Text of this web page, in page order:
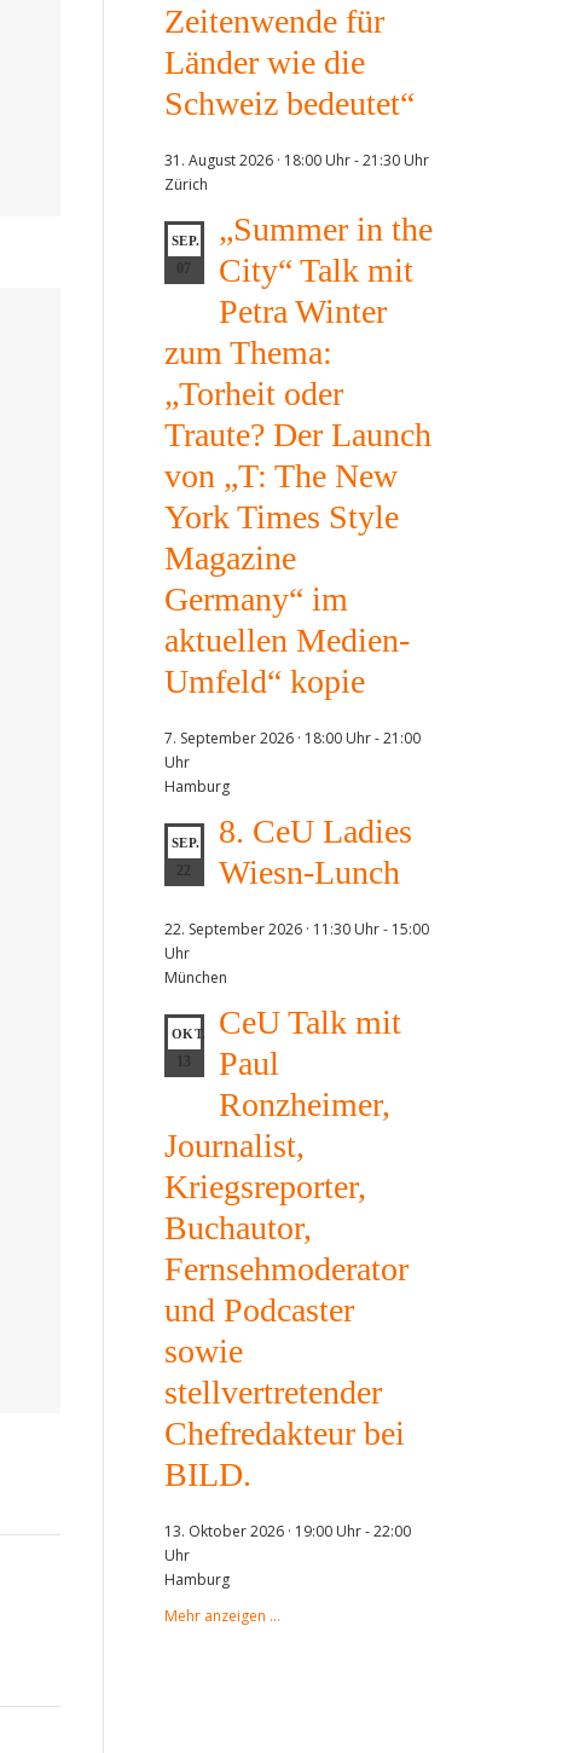
Zeitenwende für
Länder wie die
Schweiz bedeutet“
31. August 2026 · 18:00 Uhr-21:30 Uhr
Zürich
SEP.
07
„Summer in the
City“ Talk mit
Petra Winter
zum Thema:
„Torheit oder
Traute? Der Launch
von „T: The New
York Times Style
Magazine
Germany“ im
aktuellen Medien-
Umfeld“ kopie
7. September 2026 · 18:00 Uhr-21:00
Uhr
Hamburg
SEP.
22
8. CeU Ladies
Wiesn-Lunch
22. September 2026 · 11:30 Uhr- 15:00
Uhr
München
OKT.
CeU Talk mit
Paul
Ronzheimer,
Journalist,
Kriegsreporter,
Buchautor,
Fernsehmoderator
und Podcaster
sowie
stellvertretender
Chefredakteur bei
BILD.
13. Oktober 2026 · 19:00 Uhr-22:00
Uhr
Hamburg
Mehr anzeigen …